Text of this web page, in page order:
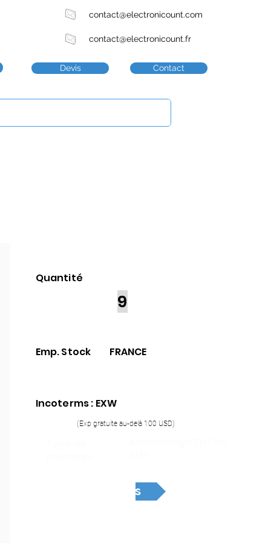
contact@electronicount.com
contact@electronicount.fr
Devis Contact
Quantité
9
Emp. Stock FRANCE
Incoterms : EXW
(Exp gratuite au-delà 100 USD)
Devis